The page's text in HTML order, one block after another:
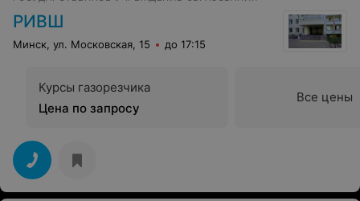
РИВШ
Минск, ул. Московская, 15 до 17:15
Курсы газорезчика
Цена по запросу
Все цены